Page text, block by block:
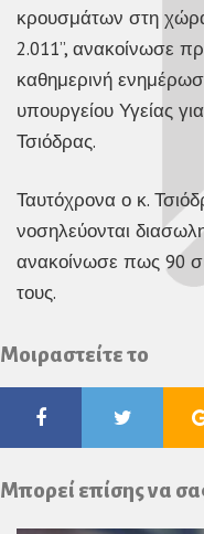
κρουσμάτων στη
2.011”, ανακοίνωσε
καθημερινή
υπουργείου Υγείας
Τσιόδρας.
Ταυτόχρονα ο κ.
νοσηλεύονται
ανακοίνωσε πως 90
τους.
Μοιραστείτε το
FacebookTwitter
Μπορεί επίσης να